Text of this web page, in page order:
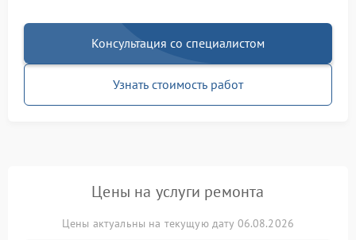
Консультация со специалистом
Узнать стоимость работ
Цены на услуги ремонта
Цены актуальны на текущую дату 06.08.2026